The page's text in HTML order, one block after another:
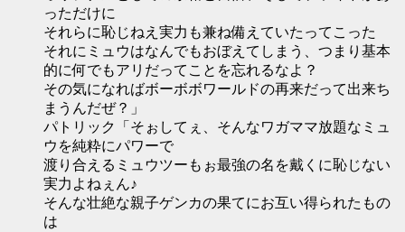
っただけに
それらに恥じねえ実力も兼ね備えていたってこった
それにミュウはなんでもおぼえてしまう、つまり基本
的に何でもアリだってことを忘れるなよ？
その気になればボーボボワールドの再来だって出来ち
まうんだぜ？」
パトリック「そぉしてぇ、そんなワガママ放題なミュ
ウを純粋にパワーで
渡り合えるミュウツーもぉ最強の名を戴くに恥じない
実力よねぇん♪
そんな壮絶な親子ゲンカの果てにお互い得られたもの
は